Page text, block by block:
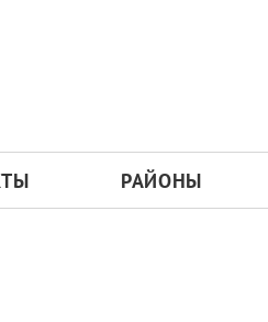
РАЙОНЫ